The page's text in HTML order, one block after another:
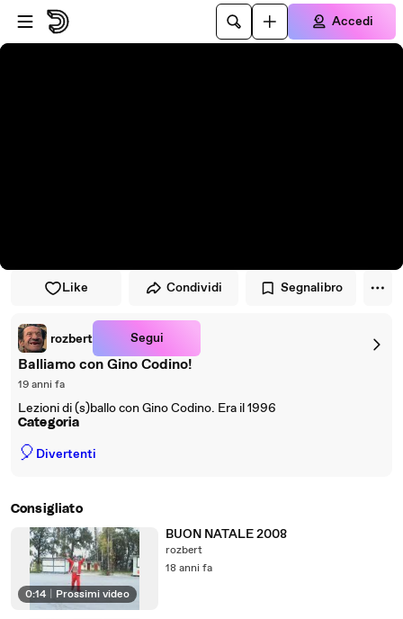
Vai al lettore
Passa al contenuto principale
Accedi
Like Condividi Segnalibro
rozbert Segui
Balliamo con Gino Codino!
19 anni fa
Lezioni di (s)ballo con Gino Codino. Era il 1996
Categoria
🎈 Divertenti
Consigliato
0:14 Prossimi video
BUON NATALE 2008
rozbert
18 anni fa